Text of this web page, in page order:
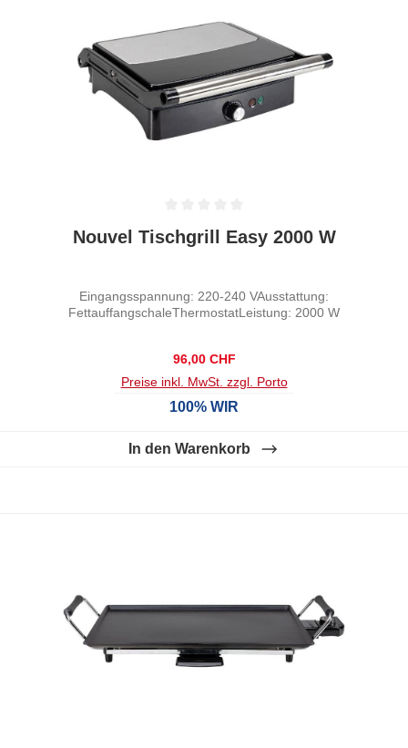
Durchschnittliche Bewertung von 0 von 5 Sternen
Nouvel Tischgrill Easy 2000 W
Eingangsspannung: 220-240 VAusstattung:
FettauffangschaleThermostatLeistung: 2000 W
Regulärer Preis:
96,00 CHF
Preise inkl. MwSt. zzgl. Porto
100% WIR
In den Warenkorb